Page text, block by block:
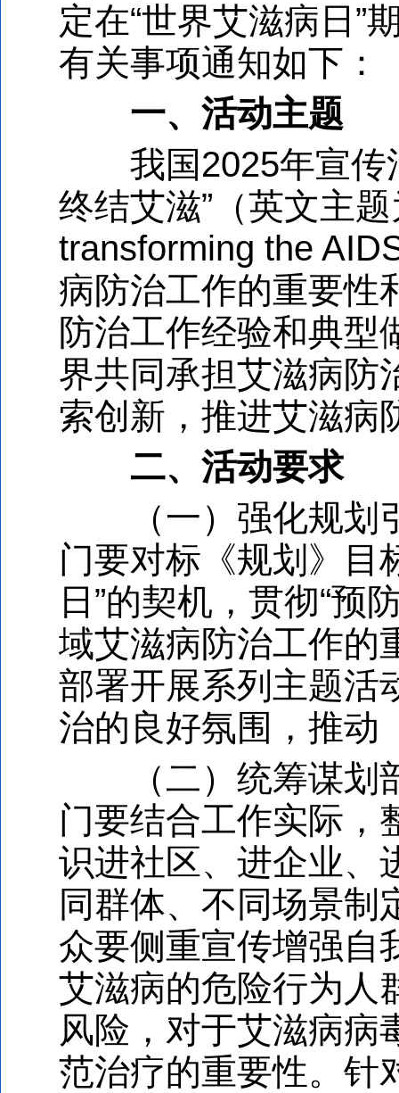
定在“世界艾滋病日”
有关事项通知如下：
一、活动主题
我国2025年宣传
终结艾滋”（英文主
transforming the
病防治工作的重要性
防治工作经验和典型
界共同承担艾滋病防
索创新，推进艾滋病
二、活动要求
（一）强化规划引
门要对标《规划》目
日”的契机，贯彻“预
域艾滋病防治工作的
部署开展系列主题活
治的良好氛围，推动
（二）统筹谋划部
门要结合工作实际，
识进社区、进企业、
同群体、不同场景制
众要侧重宣传增强自
艾滋病的危险行为人
风险，对于艾滋病病
范治疗的重要性。针